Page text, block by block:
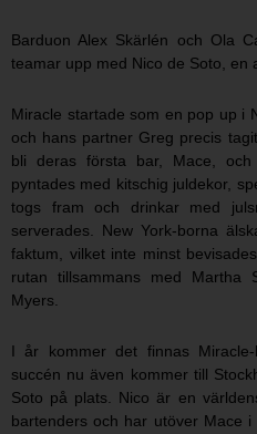
Barduon Alex Skärlén och Ola
teamar upp med Nico de Soto, en
Miracle startade som en pop up i
och hans partner Greg precis
bli deras första bar, Mace, och
pyntades med kitschig juldekor,
togs fram och drinkar med
serverades. New York-borna
faktum, vilket inte minst
rutan tillsammans med Martha
Myers.
I år kommer det finnas
succén nu även kommer till
Soto på plats. Nico är en
bartenders och har utöver Mace